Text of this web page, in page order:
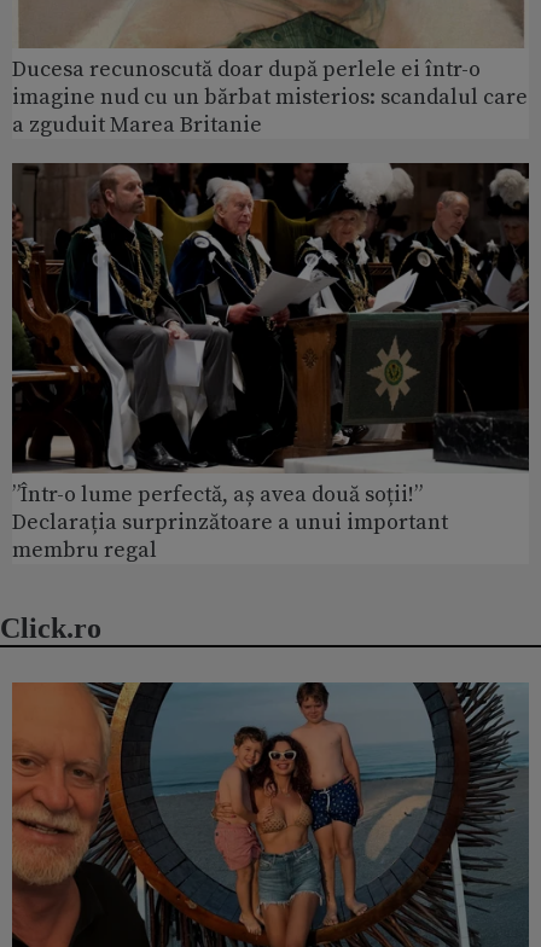
Ducesa recunoscută doar după perlele ei într-o
imagine nud cu un bărbat misterios: scandalul care
a zguduit Marea Britanie
”Într-o lume perfectă, aș avea două soții!”
Declarația surprinzătoare a unui important
membru regal
Click.ro